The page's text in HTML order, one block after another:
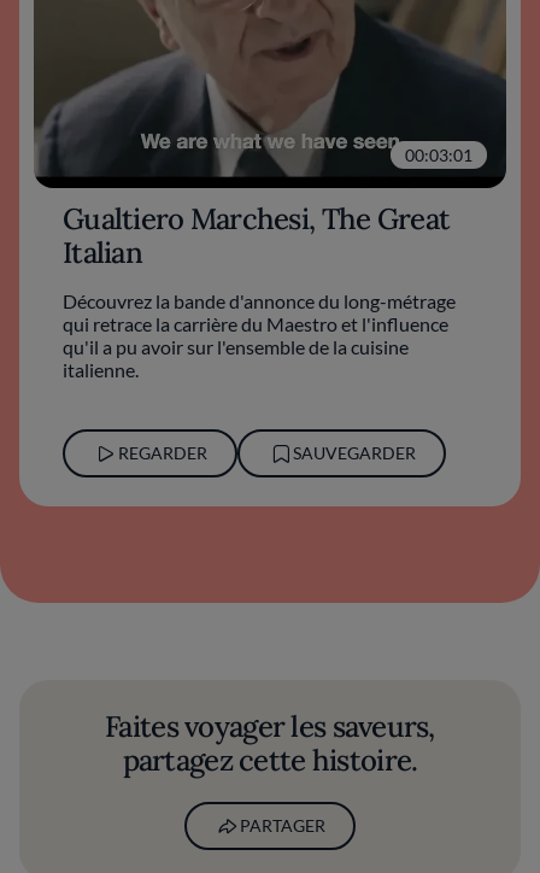
00:03:01
Gualtiero Marchesi, The Great
Italian
Découvrez la bande d'annonce du long-métrage
qui retrace la carrière du Maestro et l'influence
qu'il a pu avoir sur l'ensemble de la cuisine
italienne.
REGARDER SAUVEGARDER
Faites voyager les saveurs,
partagez cette histoire.
PARTAGER